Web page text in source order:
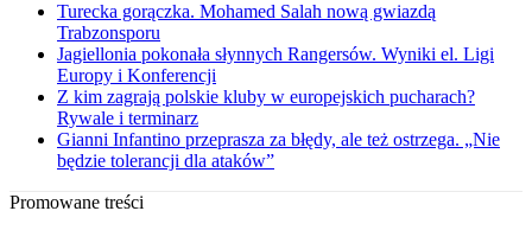
Turecka gorączka. Mohamed Salah nową gwiazdą
Trabzonsporu
Jagiellonia pokonała słynnych Rangersów. Wyniki el. Ligi
Europy i Konferencji
Z kim zagrają polskie kluby w europejskich pucharach?
Rywale i terminarz
Gianni Infantino przeprasza za błędy, ale też ostrzega. „Nie
będzie tolerancji dla ataków”
Promowane treści